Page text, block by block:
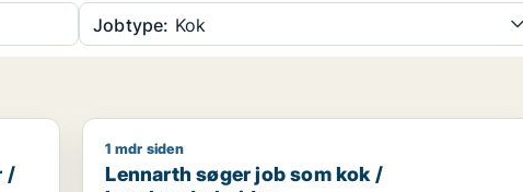
Jobtype: Kok
/ kok / tjener / køkkenmedarbejder
/
Lennarth søger job som kok / hotelmedarbejder
1 mdr siden
Lennarth søger job som kok /